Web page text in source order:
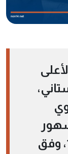
القمرية للعام الهجري 1448، وفق